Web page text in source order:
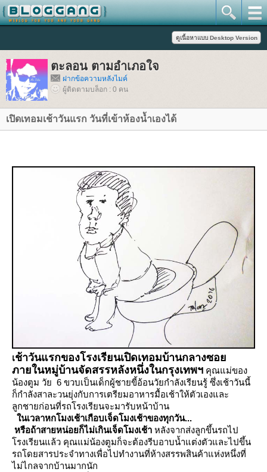
ตะลอน ตามอำเภอใจ
ฝากข้อความหลังไมค์
ผู้ติดตามบล็อก : 0 คน
เปิดเทอมเช้าวันแรก วันที่เข้าห้องน้ำเองได้
เช้าวันแรกของโรงเรียนเปิดเทอมบ้านกลางซอ
ภายในหมู่บ้านจัดสรรหลังหนึ่งในกรุงเทพฯ คุณแม่ของ
น้องตูม วัย 6 ขวบเป็นเด็กผู้ชายขี้อ้อนวัยกำลังเรียนรู้ ซึ่งเช้าวันนี้
ก็กำลังสาละวนยุ่งกับการเตรียมอาหารมื้อเช้าให้ตัวเองและ
ลูกชายก่อนที่รถโรงเรียนจะมารับหน้าบ้าน
นเวลาหกโมงเช้าเกือบเจ็ดโมงเช้าของทุกวัน...
หรือถ้าสายหน่อยก็ไม่เกินเจ็ดโมงเช้า หลังจากส่งลูกขึ้นรถไป
รงเรียนแล้ว คุณแม่น้องตูมก็จะต้องรีบอาบน้ำแต่งตัวและไปขึ้น
รถโดยสารประจำทางเพื่อไปทำงานที่ห้างสรรพสินค้าแห่งหนึ่งที่
ไม่ไกลจากบ้านมากนัก